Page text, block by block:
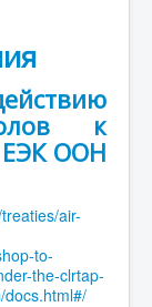
к
ЕЭК ООН
air-
to-
the-clrtap-